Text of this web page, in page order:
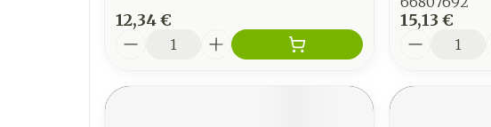
12,34 €
Quantité
15,13 €
Quantité